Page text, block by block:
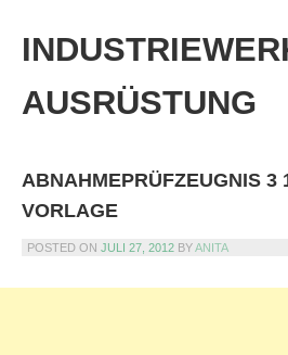
content
AUSRÜSTUNG
ABNAHMEPRÜFZEUGNIS 3
VORLAGE
POSTED ON JULI 27, 2012 BYANITA